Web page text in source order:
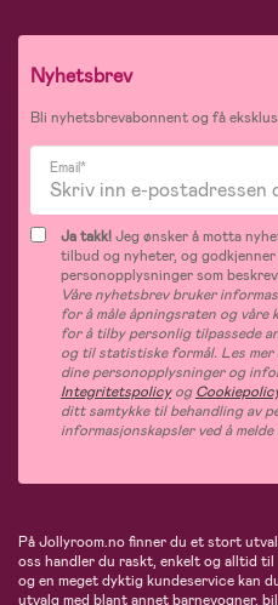
Nyhetsbrev
Bli nyhetsbrevabonnent og få
Email*
Ja takk!Jeg ønsker å motta
tilbud og nyheter, og godkjenner
personopplysninger som
Våre nyhetsbrev bruker
for å måle åpningsraten og
for å tilby personlig tilpassede
og til statistiske formål. Les
dine personopplysninger og
Integritetspolicyog
ditt samtykke til behandling av
informasjonskapsler ved å
På Jollyroom.no finner du et stort
oss handler du raskt, enkelt og alltid
og en meget dyktig kundeservice kan
utvalg med blant annet barnevogner,